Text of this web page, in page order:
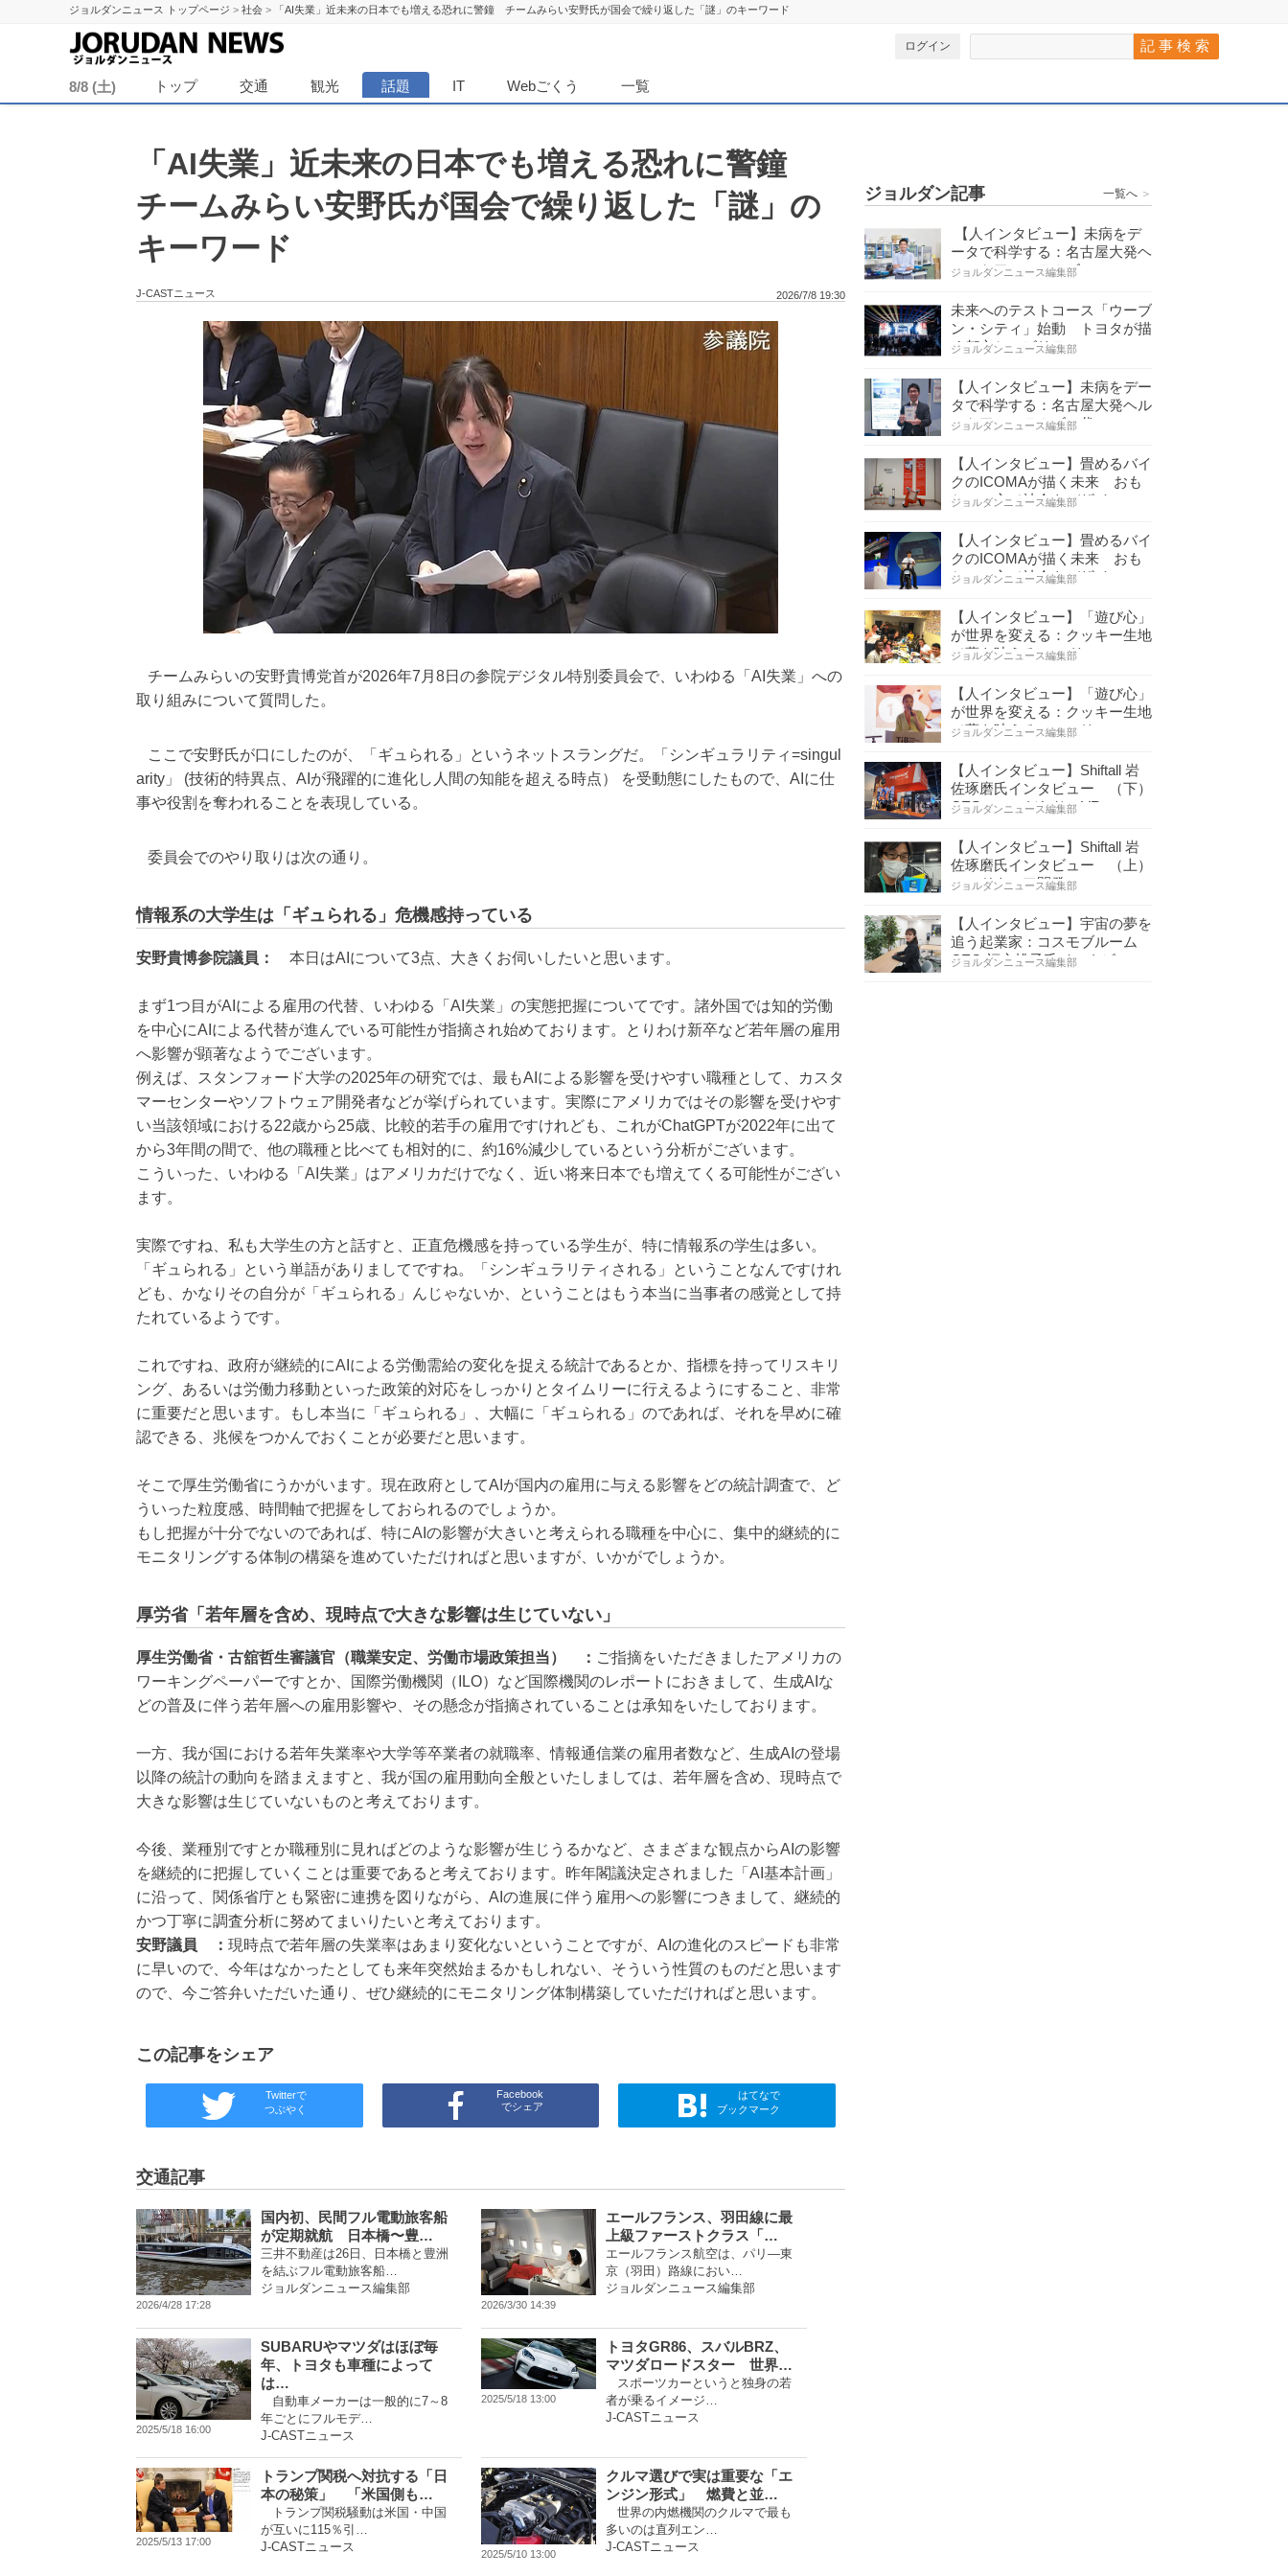
ジョルダンニュース トップページ > 社会 > 「AI失業」近未来の日本でも増える恐れに警鐘 チームみらい安野氏が国会で繰り返した「謎」のキーワード
ログイン
8/8 (土) トップ 交通 観光 話題 IT Webごくう 一覧
「AI失業」近未来の日本でも増える恐れに警鐘
チームみらい安野氏が国会で繰り返した「謎」の
キーワード
2026/7/8 19:30
J-CASTニュース
チームみらいの安野貴博党首が2026年7月8日の参院デジタル特別委員会で、いわゆる「AI失業」への
取り組みについて質問した。
ここで安野氏が口にしたのが、「ギュられる」というネットスラングだ。「シンギュラリティ=singul
arity」 (技術的特異点、AIが飛躍的に進化し人間の知能を超える時点） を受動態にしたもので、AIに仕
事や役割を奪われることを表現している。
委員会でのやり取りは次の通り。
情報系の大学生は「ギュられる」危機感持っている
安野貴博参院議員： 本日はAIについて3点、大きくお伺いしたいと思います。
まず1つ目がAIによる雇用の代替、いわゆる「AI失業」の実態把握についてです。諸外国では知的労働
を中心にAIによる代替が進んでいる可能性が指摘され始めております。とりわけ新卒など若年層の雇用
へ影響が顕著なようでございます。
例えば、スタンフォード大学の2025年の研究では、最もAIによる影響を受けやすい職種として、カスタ
マーセンターやソフトウェア開発者などが挙げられています。実際にアメリカではその影響を受けやす
い当該領域における22歳から25歳、比較的若手の雇用ですけれども、これがChatGPTが2022年に出て
から3年間の間で、他の職種と比べても相対的に、約16%減少しているという分析がございます。
こういった、いわゆる「AI失業」はアメリカだけでなく、近い将来日本でも増えてくる可能性がござい
ます。
実際ですね、私も大学生の方と話すと、正直危機感を持っている学生が、特に情報系の学生は多い。
「ギュられる」という単語がありましてですね。「シンギュラリティされる」ということなんですけれ
ども、かなりその自分が「ギュられる」んじゃないか、ということはもう本当に当事者の感覚として持
たれているようです。
これですね、政府が継続的にAIによる労働需給の変化を捉える統計であるとか、指標を持ってリスキリ
ング、あるいは労働力移動といった政策的対応をしっかりとタイムリーに行えるようにすること、非常
に重要だと思います。もし本当に「ギュられる」、大幅に「ギュられる」のであれば、それを早めに確
認できる、兆候をつかんでおくことが必要だと思います。
そこで厚生労働省にうかがいます。現在政府としてAIが国内の雇用に与える影響をどの統計調査で、ど
ういった粒度感、時間軸で把握をしておられるのでしょうか。
もし把握が十分でないのであれば、特にAIの影響が大きいと考えられる職種を中心に、集中的継続的に
モニタリングする体制の構築を進めていただければと思いますが、いかがでしょうか。
厚労省「若年層を含め、現時点で大きな影響は生じていない」
厚生労働省・古舘哲生審議官（職業安定、労働市場政策担当） ： ご指摘をいただきましたアメリカの
ワーキングペーパーですとか、国際労働機関（ILO）など国際機関のレポートにおきまして、生成AIな
どの普及に伴う若年層への雇用影響や、その懸念が指摘されていることは承知をいたしております。
一方、我が国における若年失業率や大学等卒業者の就職率、情報通信業の雇用者数など、生成AIの登場
以降の統計の動向を踏まえますと、我が国の雇用動向全般といたしましては、若年層を含め、現時点で
大きな影響は生じていないものと考えております。
今後、業種別ですとか職種別に見ればどのような影響が生じうるかなど、さまざまな観点からAIの影響
を継続的に把握していくことは重要であると考えております。昨年閣議決定されました「AI基本計画」
に沿って、関係省庁とも緊密に連携を図りながら、AIの進展に伴う雇用への影響につきまして、継続的
かつ丁寧に調査分析に努めてまいりたいと考えております。
安野議員 ： 現時点で若年層の失業率はあまり変化ないということですが、AIの進化のスピードも非常
に早いので、今年はなかったとしても来年突然始まるかもしれない、そういう性質のものだと思います
ので、今ご答弁いただいた通り、ぜひ継続的にモニタリング体制構築していただければと思います。
この記事をシェア
Twitterで
つぶやく
Facebook
でシェア
はてなで
ブックマーク
交通記事
2026/4/28 17:28
国内初、民間フル電動旅客船
が定期就航 日本橋〜豊…
三井不動産は26日、日本橋と豊洲
を結ぶフル電動旅客船…
ジョルダンニュース編集部
2026/3/30 14:39
エールフランス、羽田線に最
上級ファーストクラス「…
エールフランス航空は、パリ―東
京（羽田）路線におい…
ジョルダンニュース編集部
2025/5/18 16:00
SUBARUやマツダはほぼ毎
年、トヨタも車種によって
は…
自動車メーカーは一般的に7～8
年ごとにフルモデ…
J-CASTニュース
2025/5/18 13:00
トヨタGR86、スバルBRZ、
マツダロードスター 世界…
スポーツカーというと独身の若
者が乗るイメージ…
J-CASTニュース
2025/5/13 17:00
トランプ関税へ対抗する「日
本の秘策」 「米国側も…
トランプ関税騒動は米国・中国
が互いに115％引…
J-CASTニュース
2025/5/10 13:00
クルマ選びで実は重要な「エ
ンジン形式」 燃費と並…
世界の内燃機関のクルマで最も
多いのは直列エン…
J-CASTニュース
ジョルダン記事 一覧へ ＞
【人インタビュー】未病をデ
ータで科学する：名古屋大発ヘ
ルスケアシステムズの…
ジョルダンニュース編集部
未来へのテストコース「ウーブ
ン・シティ」始動 トヨタが描
く都市とモビリティの…
ジョルダンニュース編集部
【人インタビュー】未病をデー
タで科学する：名古屋大発ヘル
スケアシステムズの代…
ジョルダンニュース編集部
【人インタビュー】畳めるバイ
クのICOMAが描く未来 おも
ちゃの心で社会をデザイ…
ジョルダンニュース編集部
【人インタビュー】畳めるバイ
クのICOMAが描く未来 おも
ちゃの心で社会をデザイ…
ジョルダンニュース編集部
【人インタビュー】「遊び心」
が世界を変える：クッキー生地
で夢を叶える コロリ…
ジョルダンニュース編集部
【人インタビュー】「遊び心」
が世界を変える：クッキー生地
で夢を叶える コロリ…
ジョルダンニュース編集部
【人インタビュー】Shiftall 岩
佐琢磨氏インタビュー （下）
CESへのこだわり VR…
ジョルダンニュース編集部
【人インタビュー】Shiftall 岩
佐琢磨氏インタビュー （上）
ハードウェア開発へ…
ジョルダンニュース編集部
【人インタビュー】宇宙の夢を
追う起業家：コスモブルーム
CEO 福永桃子氏インタビ…
ジョルダンニュース編集部